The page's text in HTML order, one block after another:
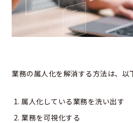
業務の属人化を解消する方法は、以
属人化している業務を洗い出す
業務を可視化する